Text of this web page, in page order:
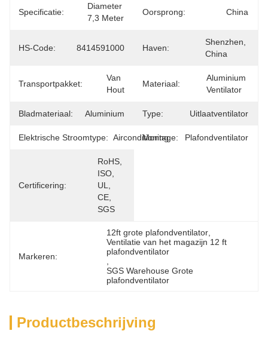
Specificatie:
Diameter
7,3 Meter
Oorsprong: China
HS-Code: 8414591000 Haven:
Shenzhen,
China
Transportpakket:
Van
Hout
Materiaal:
Aluminium
Ventilator
Bladmateriaal: Aluminium Type: Uitlaatventilator
Elektrische Stroomtype: Airconditioning
Montage: Plafondventilator
Certificering:
RoHS,
ISO,
UL,
CE,
SGS
Markeren:
12ft grote plafondventilator
Ventilatie van het magazijn 12 ft
plafondventilator
SGS Warehouse Grote
plafondventilator
Productbeschrijving